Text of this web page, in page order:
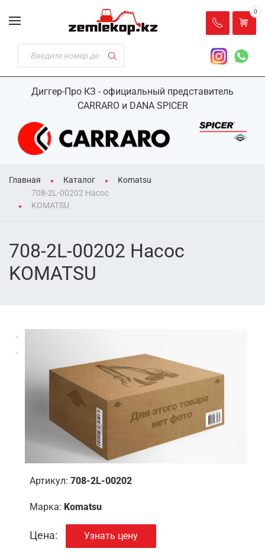
Диггер-Про КЗ - официальный представитель
CARRARO и DANA SPICER
0
Главная Каталог
Komatsu
708-2L-00202 Насос
KOMATSU
708-2L-00202 Насос
KOMATSU
Артикул: 708-2L-00202
Марка: Komatsu
Цена: Узнать цену